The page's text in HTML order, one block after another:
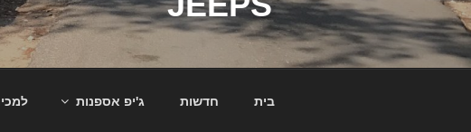
בית חדשות ג'יפ אספנות